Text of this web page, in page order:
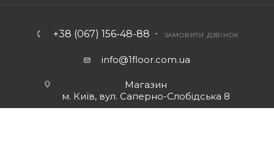
+38 (067) 156-48-88 ЗАМОВИТИ ДЗВІНОК
info@1floor.com.ua
Магазин
м. Київ, вул. Саперно-Слобідська 8